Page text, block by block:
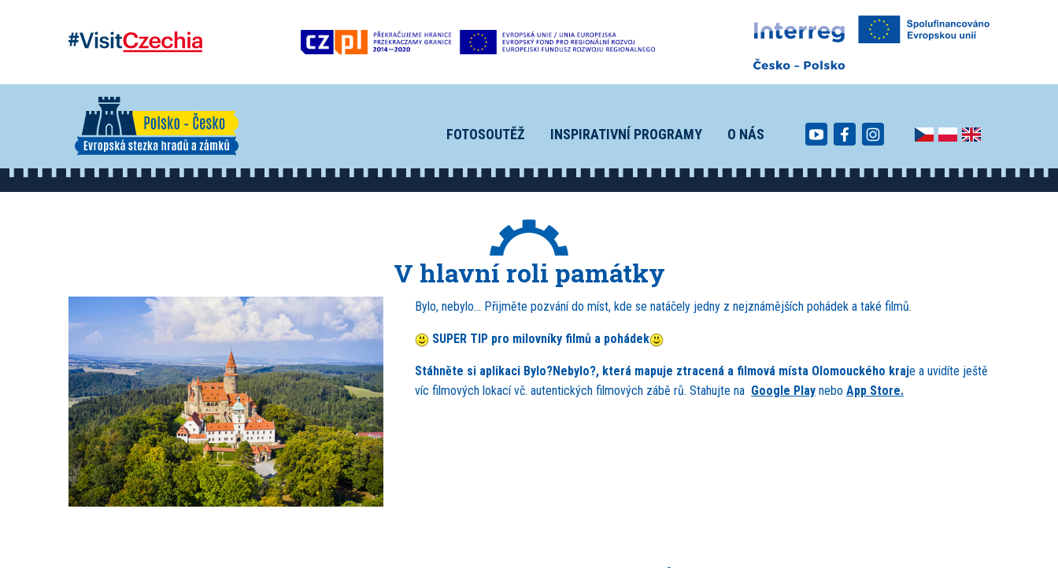
FOTOSOUTĚŽ INSPIRATIVNÍ PROGRAMY O NÁS
V hlavní roli památky
Bylo, nebylo… Přijměte pozvání do míst, kde se natáčely jedny z nejznámějších pohádek a také filmů.
SUPER TIP pro milovníky filmů a pohádek
Stáhněte si aplikaci Bylo?Nebylo?, která mapuje ztracená a filmová místa Olomouckého kraje a uvidíte ještě
víc filmových lokací vč. autentických filmových zábě rů. Stahujte na Google Play nebo App Store.